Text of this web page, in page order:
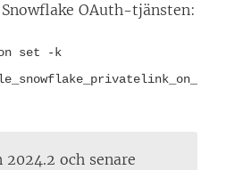
OAuth-tjänsten:
set -k
2024.2 och senare